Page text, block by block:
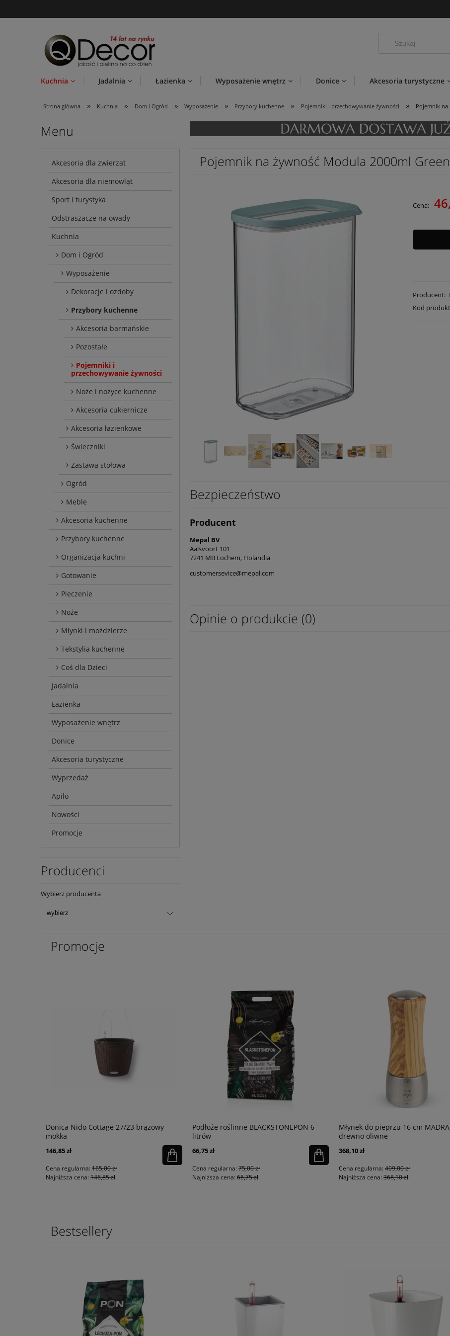
Kuchnia Jadalnia Łazienka Wyposażenie wnętrz Donice Akcesoria turystyczne
Strona główna » Kuchnia » Dom i Ogród » Wyposażenie » Przybory kuchenne » Pojemniki i przechowywanie żywności » Pojemnik na
Menu
Akcesoria dla zwierzat
Akcesoria dla niemowląt
Sport i turystyka
Odstraszacze na owady
Kuchnia
Dom i Ogród
Wyposażenie
Dekoracje i ozdoby
Przybory kuchenne
Akcesoria barmańskie
Pozostałe
Pojemniki i
przechowywanie żywności
Noże i nożyce kuchenne
Akcesoria cukiernicze
Akcesoria łazienkowe
Świeczniki
Zastawa stołowa
Ogród
Meble
Akcesoria kuchenne
Przybory kuchenne
Organizacja kuchni
Gotowanie
Pieczenie
Noże
Młynki i moździerze
Tekstylia kuchenne
Coś dla Dzieci
Jadalnia
Łazienka
Wyposażenie wnętrz
Donice
Akcesoria turystyczne
Wyprzedaż
Apilo
Nowości
Promocje
Producenci
Wybierz producenta
Pojemnik na żywność Modula 2000ml Green
Cena:
Producent:
Kod
Bezpieczeństwo
Producent
Mepal BV
Aalsvoort 101
7241 MB Lochem, Holandia
customersevice@mepal.com
Opinie o produkcie (0)
Promocje
Donica Nido Cottage 27/23 brązowy
mokka
146,85 zł
Cena regularna: 165,00 zł
Najniższa cena: 146,85 zł
Podłoże roślinne BLACKSTONEPON 6
litrów
66,75 zł
Cena regularna: 75,00 zł
Najniższa cena: 66,75 zł
Młynek do pieprzu 16 cm
drewno oliwne
368,10 zł
Cena regularna: 409,00 zł
Najniższa cena: 368,10 zł
Bestsellery